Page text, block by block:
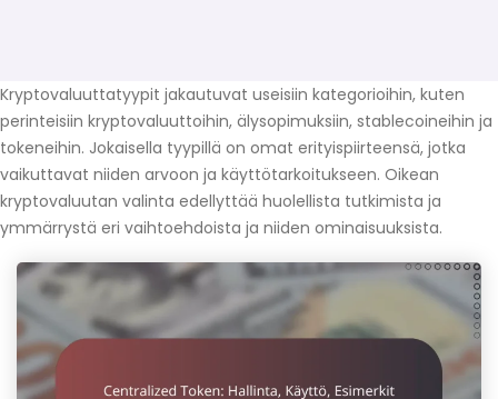
Kryptovaluuttatyypit jakautuvat useisiin kategorioihin, kuten
perinteisiin kryptovaluuttoihin, älysopimuksiin, stablecoineihin ja
tokeneihin. Jokaisella tyypillä on omat erityispiirteensä, jotka
vaikuttavat niiden arvoon ja käyttötarkoitukseen. Oikean
kryptovaluutan valinta edellyttää huolellista tutkimista ja
ymmärrystä eri vaihtoehdoista ja niiden ominaisuuksista.